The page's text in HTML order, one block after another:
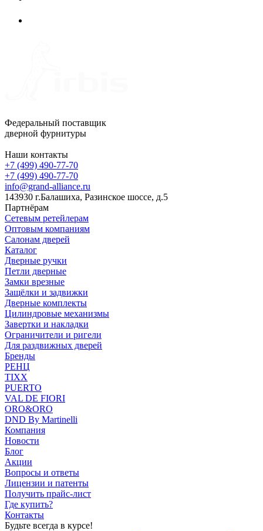
Федеральный поставщик
дверной фурнитуры
Наши контакты
+7 (499) 490-77-70
+7 (499) 490-77-70
info@grand-alliance.ru
143930 г.Балашиха, Разинское шоссе, д.5
Партнёрам
Сетевым ретейлерам
Оптовым компаниям
Салонам дверей
Каталог
Дверные ручки
Петли дверные
Замки врезные
Защёлки и задвижки
Дверные комплекты
Цилиндровые механизмы
Завертки и накладки
Ограничители и ригели
Для раздвижных дверей
Бренды
РЕНЦ
TIXX
PUERTO
VAL DE FIORI
ORO&ORO
DND By Martinelli
Компания
Новости
Блог
Акции
Вопросы и ответы
Лицензии и патенты
Получить прайс-лист
Где купить?
Контакты
Будьте всегда в курсе!